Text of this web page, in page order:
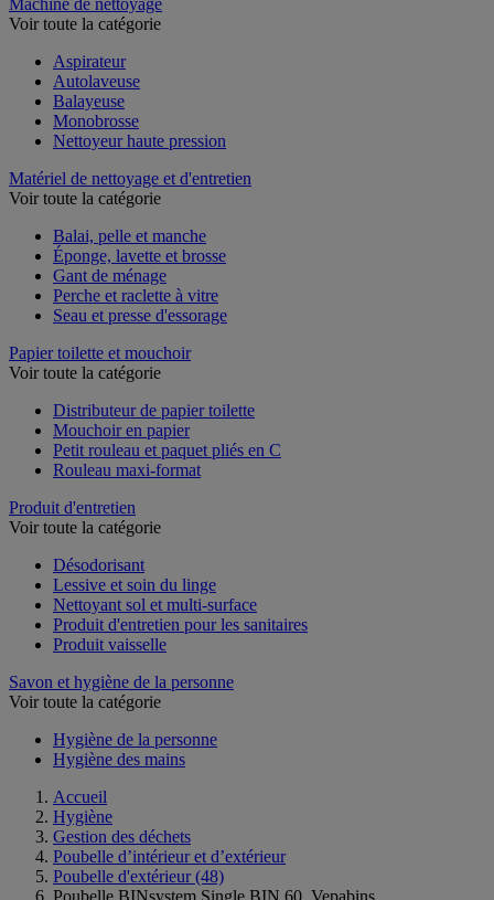
Machine de nettoyage
Aspirateur
Autolaveuse
Balayeuse
Monobrosse
Matériel de nettoyage et d'entretien
Balai, pelle et manche
Éponge, lavette et brosse
Gant de ménage
Perche et raclette à vitre
Papier toilette et mouchoir
Distributeur de papier toilette
Mouchoir en papier
Petit rouleau et paquet pliés en C
Produit d'entretien
Désodorisant
Lessive et soin du linge
Nettoyant sol et multi-surface
Produit d'entretien pour les sanitaires
Savon et hygiène de la personne
Hygiène de la personne
Accueil
Hygiène
Gestion des déchets
Poubelle d’intérieur et d’extérieur
Poubelle d'extérieur (48)